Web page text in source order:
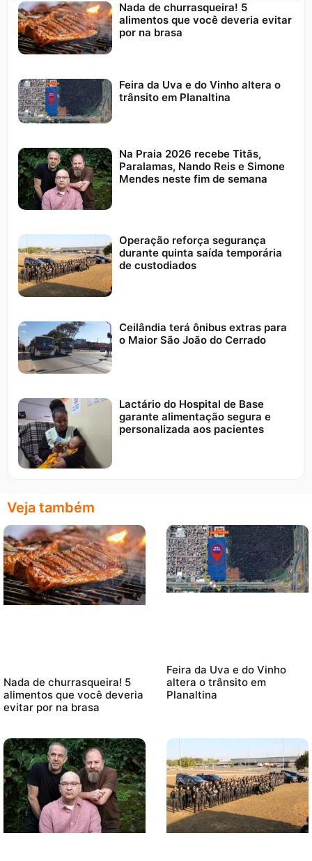
Nada de churrasqueira! 5
alimentos que você deveria evitar
por na brasa
Feira da Uva e do Vinho altera o
trânsito em Planaltina
Na Praia 2026 recebe Titãs,
Paralamas, Nando Reis e Simone
Mendes neste fim de semana
Operação reforça segurança
durante quinta saída temporária
de custodiados
Ceilândia terá ônibus extras para
o Maior São João do Cerrado
Lactário do Hospital de Base
garante alimentação segura e
personalizada aos pacientes
Veja também
Nada de churrasqueira! 5
alimentos que você deveria
evitar por na brasa
Feira da Uva e do Vinho
altera o trânsito em
Planaltina